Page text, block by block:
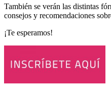
También se verán las distintas
consejos y recomendaciones
¡Te esperamos!